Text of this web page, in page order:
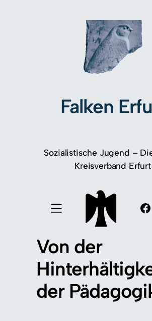
Falken
Sozialistische Jugend –
Kreisverband Erfurt
Facebook
Von der
der